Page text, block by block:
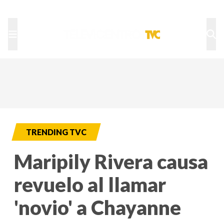
TRENDING TVC
Maripily Rivera causa
revuelo al llamar
'novio' a Chayanne